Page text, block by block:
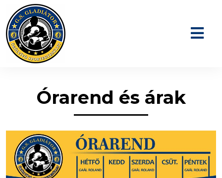
Órarend és árak